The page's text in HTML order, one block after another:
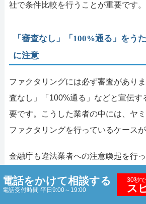
社で条件比較を行うことが重要です。
「審査なし」「100%通る」をう
に注意
ファクタリングには必ず審査があり
査なし」「100%通る」などと宣伝す
要です。こうした業者の中には、ヤ
ファクタリングを行っているケースが
金融庁も違法業者への注意喚起を行
「償還請求権（買戻し義務）」を不
は注意してください。契約前には、
電話をかけて相談する
電話受付時間 平日9:00～19:00
30秒
ス